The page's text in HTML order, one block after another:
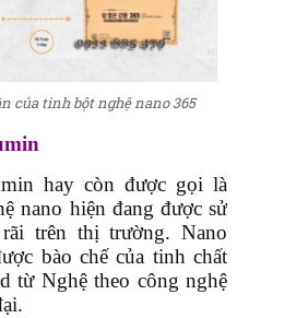
của tinh bột nghệ nano 365
hay còn được gọi là
nano hiện đang được sử
trên thị trường. Nano
bào chế của tinh chất
từ Nghệ theo công nghệ